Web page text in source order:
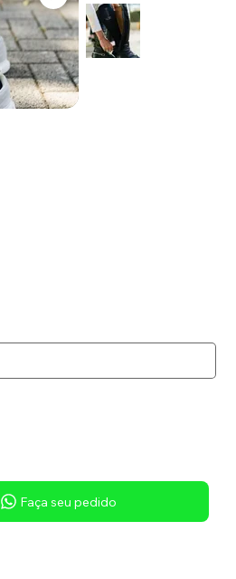
Sob consulta
Faça seu pedido